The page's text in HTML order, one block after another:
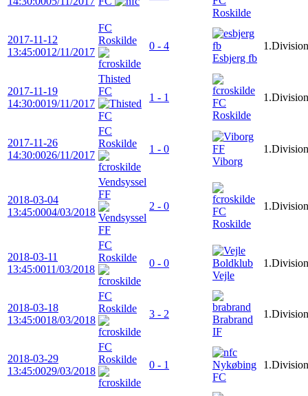
Roskilde
2017-11-12
13:45:0012/11/2017
FC
Roskilde
0 - 4
Esbjerg fb
1.Division
2017-11-19
14:30:0019/11/2017
Thisted
FC
1 - 1
FC
Roskilde
1.Division
2017-11-26
14:30:0026/11/2017
FC
Roskilde
1 - 0
Viborg
1.Division
2018-03-04
13:45:0004/03/2018
Vendsyssel
FF
2 - 0
FC
Roskilde
1.Division
2018-03-11
13:45:0011/03/2018
FC
Roskilde
0 - 0
Vejle
1.Division
2018-03-18
13:45:0018/03/2018
FC
Roskilde
3 - 2
Brabrand
IF
1.Division
2018-03-29
13:45:0029/03/2018
FC
Roskilde
0 - 1
Nykøbing
FC
1.Division